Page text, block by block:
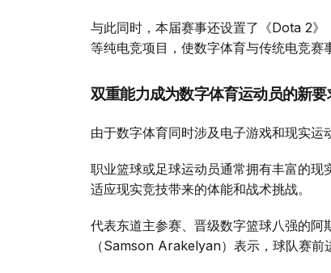
与此同时，本届赛事还设置了《Dota 2
等纯电竞项目，使数字体育与传统电竞赛
双重能力成为数字体育运动员的新要
由于数字体育同时涉及电子游戏和现实运
职业篮球或足球运动员通常拥有丰富的
适应现实竞技带来的体能和战术挑战。
代表东道主参赛、晋级数字篮球八强的阿
（Samson Arakelyan）表示，球队赛前